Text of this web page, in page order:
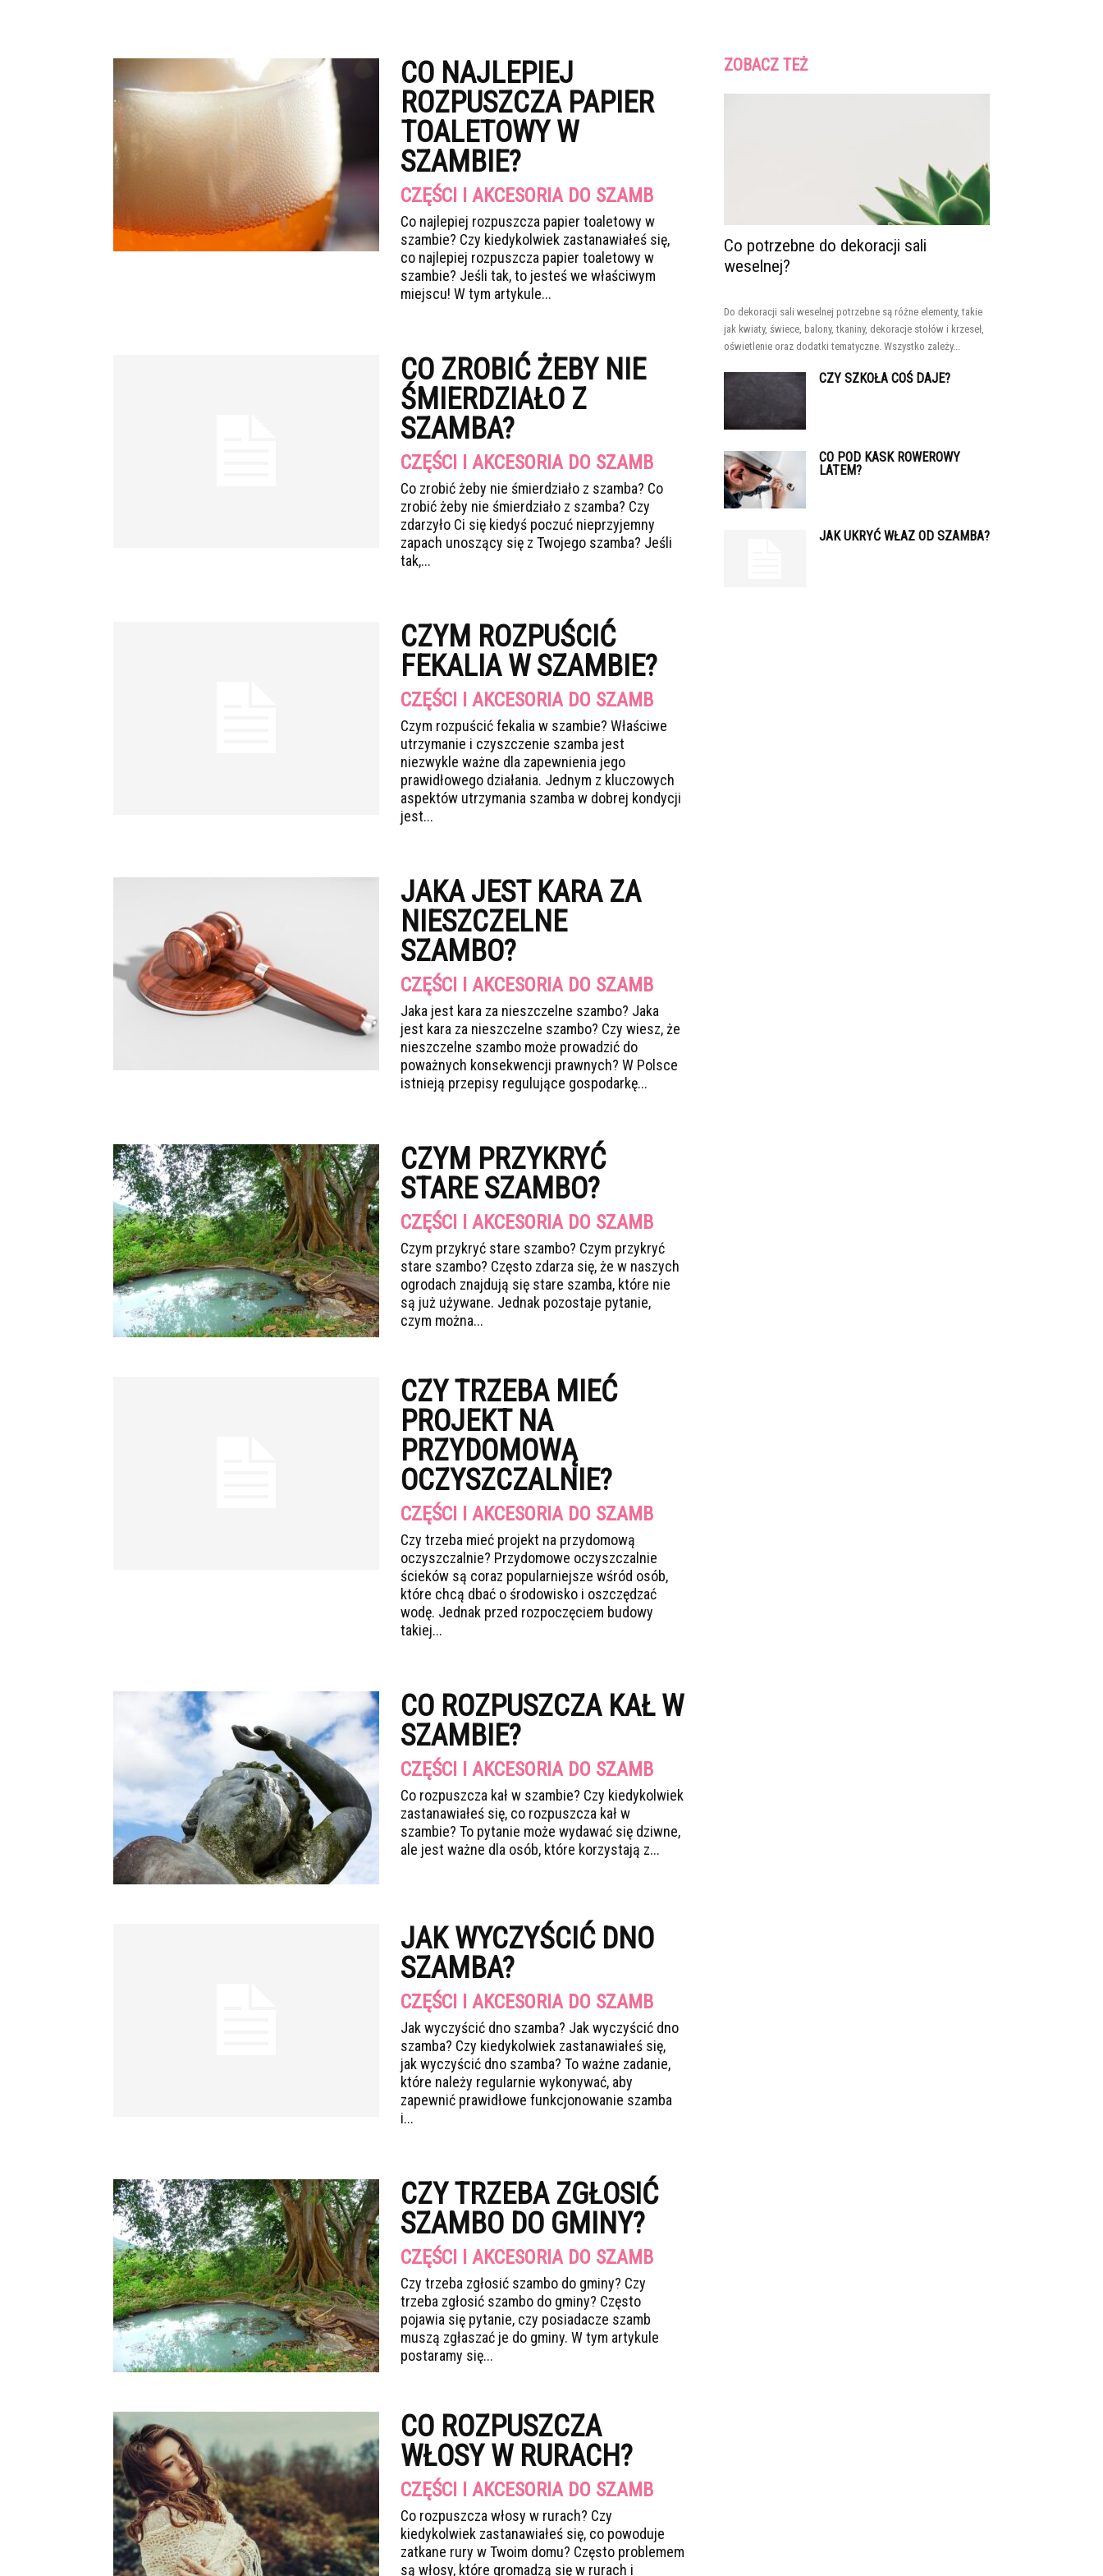
CO NAJLEPIEJ
ROZPUSZCZA PAPIER
TOALETOWY W
SZAMBIE?
CZĘŚCI I AKCESORIA DO SZAMB
Co najlepiej rozpuszcza papier toaletowy w
szambie? Czy kiedykolwiek zastanawiałeś się,
co najlepiej rozpuszcza papier toaletowy w
szambie? Jeśli tak, to jesteś we właściwym
miejscu! W tym artykule...
CO ZROBIĆ ŻEBY NIE
ŚMIERDZIAŁO Z
SZAMBA?
CZĘŚCI I AKCESORIA DO SZAMB
Co zrobić żeby nie śmierdziało z szamba? Co
zrobić żeby nie śmierdziało z szamba? Czy
zdarzyło Ci się kiedyś poczuć nieprzyjemny
zapach unoszący się z Twojego szamba? Jeśli
tak,...
CZYM ROZPUŚCIĆ
FEKALIA W SZAMBIE?
CZĘŚCI I AKCESORIA DO SZAMB
Czym rozpuścić fekalia w szambie? Właściwe
utrzymanie i czyszczenie szamba jest
niezwykle ważne dla zapewnienia jego
prawidłowego działania. Jednym z kluczowych
aspektów utrzymania szamba w dobrej kondycji
jest...
JAKA JEST KARA ZA
NIESZCZELNE
SZAMBO?
CZĘŚCI I AKCESORIA DO SZAMB
Jaka jest kara za nieszczelne szambo? Jaka
jest kara za nieszczelne szambo? Czy wiesz, że
nieszczelne szambo może prowadzić do
poważnych konsekwencji prawnych? W Polsce
istnieją przepisy regulujące gospodarkę...
CZYM PRZYKRYĆ
STARE SZAMBO?
CZĘŚCI I AKCESORIA DO SZAMB
Czym przykryć stare szambo? Czym przykryć
stare szambo? Często zdarza się, że w naszych
ogrodach znajdują się stare szamba, które nie
są już używane. Jednak pozostaje pytanie,
czym można...
CZY TRZEBA MIEĆ
PROJEKT NA
PRZYDOMOWĄ
OCZYSZCZALNIE?
CZĘŚCI I AKCESORIA DO SZAMB
Czy trzeba mieć projekt na przydomową
oczyszczalnie? Przydomowe oczyszczalnie
ścieków są coraz popularniejsze wśród osób,
które chcą dbać o środowisko i oszczędzać
wodę. Jednak przed rozpoczęciem budowy
takiej...
CO ROZPUSZCZA KAŁ W
SZAMBIE?
CZĘŚCI I AKCESORIA DO SZAMB
Co rozpuszcza kał w szambie? Czy kiedykolwiek
zastanawiałeś się, co rozpuszcza kał w
szambie? To pytanie może wydawać się dziwne,
ale jest ważne dla osób, które korzystają z...
JAK WYCZYŚCIĆ DNO
SZAMBA?
CZĘŚCI I AKCESORIA DO SZAMB
Jak wyczyścić dno szamba? Jak wyczyścić dno
szamba? Czy kiedykolwiek zastanawiałeś się,
jak wyczyścić dno szamba? To ważne zadanie,
które należy regularnie wykonywać, aby
zapewnić prawidłowe funkcjonowanie szamba
i...
CZY TRZEBA ZGŁOSIĆ
SZAMBO DO GMINY?
CZĘŚCI I AKCESORIA DO SZAMB
Czy trzeba zgłosić szambo do gminy? Czy
trzeba zgłosić szambo do gminy? Często
pojawia się pytanie, czy posiadacze szamb
muszą zgłaszać je do gminy. W tym artykule
postaramy się...
CO ROZPUSZCZA
WŁOSY W RURACH?
CZĘŚCI I AKCESORIA DO SZAMB
Co rozpuszcza włosy w rurach? Czy
kiedykolwiek zastanawiałeś się, co powoduje
zatkane rury w Twoim domu? Często problemem
są włosy, które gromadzą się w rurach i
ZOBACZ TEŻ
Co potrzebne do dekoracji sali
weselnej?
Do dekoracji sali weselnej potrzebne są różne elementy, takie
jak kwiaty, świece, balony, tkaniny, dekoracje stołów i krzeseł,
oświetlenie oraz dodatki tematyczne. Wszystko zależy...
CZY SZKOŁA COŚ DAJE?
CO POD KASK ROWEROWY
LATEM?
JAK UKRYĆ WŁAZ OD SZAMBA?